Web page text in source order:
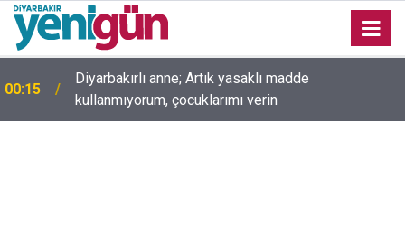
00:05 Mesut Çokur yazdı; Gelecek Yolda mı Kaldı?